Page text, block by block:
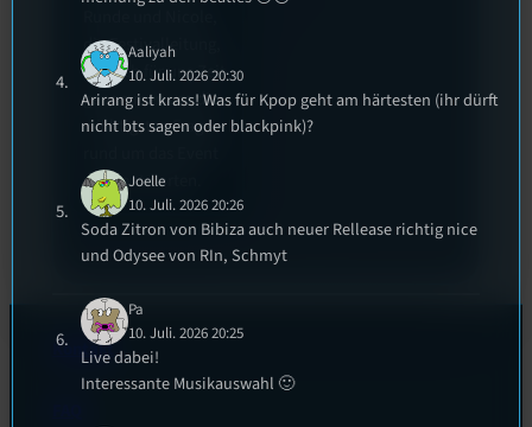
die Festivalleitung,
hat sich für uns Zeit
genommen um die
wichtigsten Fragen
zu beantworten.
Kontakt
Aaliyah
10. Juli. 2026 20:30
Arirang ist krass! Was für Kpop geht am härtesten (ihr dürft
nicht bts sagen oder blackpink)?
Joelle
10. Juli. 2026 20:26
Soda Zitron von Bibiza auch neuer Rellease richtig nice
und Odysee von RIn, Schmyt
Pa
10. Juli. 2026 20:25
Live dabei!
Interessante Musikauswahl 🙂